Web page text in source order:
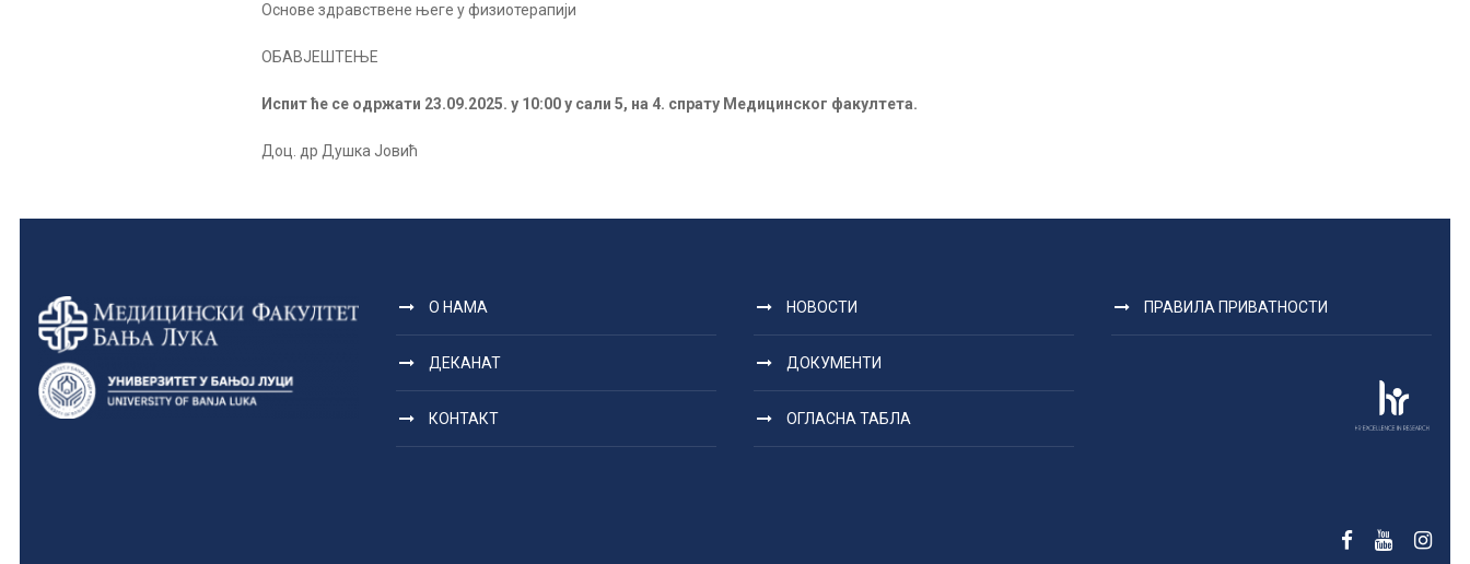
Основе здравствене његе у физиотерапији
ОБАВЈЕШТЕЊЕ
Испит ће се одржати 23.09.2025. у 10:00 у сали 5, на 4. спрату Медицинског факултета.
Доц. др Душка Јовић
О НАМА
ДЕКАНАТ
КОНТАКТ
НОВОСТИ
ДОКУМЕНТИ
ОГЛАСНА ТАБЛА
ПРАВИЛА ПРИВАТНОСТИ